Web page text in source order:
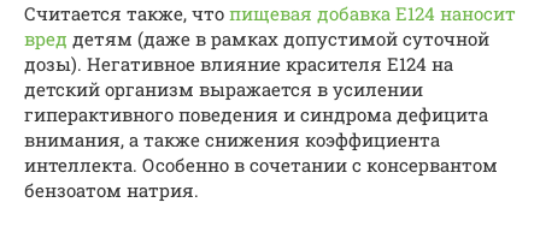
Считается также, что пищевая добавка Е124 наносит
вред детям (даже в рамках допустимой суточной
дозы). Негативное влияние красителя Е124 на
детский организм выражается в усилении
гиперактивного поведения и синдрома дефицита
внимания, а также снижения коэффициента
интеллекта. Особенно в сочетании с консервантом
бензоатом натрия.